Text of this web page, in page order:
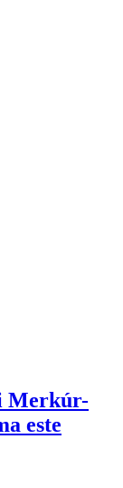
Merkúr-
este